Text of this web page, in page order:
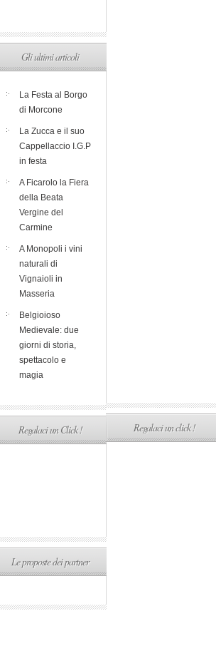
Gli ultimi articoli
La Festa al Borgo
di Morcone
La Zucca e il suo
Cappellaccio I.G.P
in festa
A Ficarolo la Fiera
della Beata
Vergine del
Carmine
A Monopoli i vini
naturali di
Vignaioli in
Masseria
Belgioioso
Medievale: due
giorni di storia,
spettacolo e
magia
Regalaci un Click !
Le proposte dei partner
Regalaci un click !